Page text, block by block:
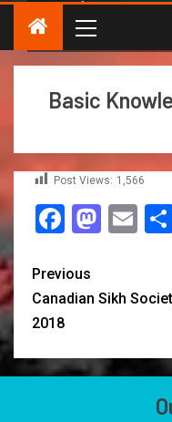
ਸਿਧਾਂਤ, ਫੈਸਲਿਆਂ ਦਾ
ਇਹ 'ਕਾਨੂੰਨ ਦੀ
Basic
Post Views: 1,566
Previous
Canadian Sikh
2018